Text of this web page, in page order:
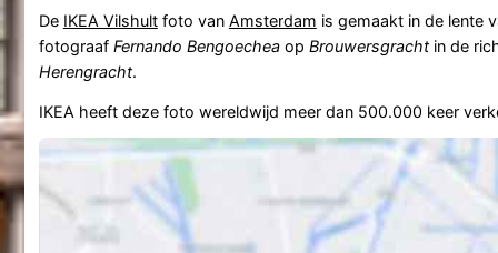
De IKEA Vilshultfoto van Amsterdam is gemaakt in de lente
fotograaf Fernando Bengoecheaop Brouwersgrachtin de
Herengracht.
IKEA heeft deze foto wereldwijd meer dan 500.000 keer